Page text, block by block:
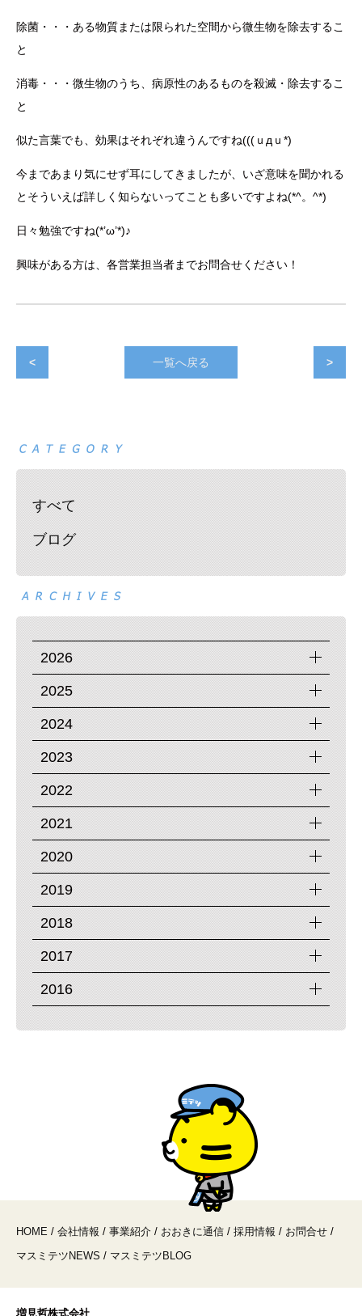
除菌・・・ある物質または限られた空間から微生物を除去するこ
と
消毒・・・微生物のうち、病原性のあるものを殺滅・除去するこ
と
似た言葉でも、効果はそれぞれ違うんですね(((ｕдｕ*)
今まであまり気にせず耳にしてきましたが、いざ意味を聞かれる
とそういえば詳しく知らないってことも多いですよね(*^。^*)
日々勉強ですね(*’ω’*)♪
興味がある方は、各営業担当者までお問合せください！
< 一覧へ戻る >
すべて
ブログ
2026
2025
2024
2023
2022
2021
2020
2019
2018
2017
2016
HOME / 会社情報 / 事業紹介 / おおきに通信 / 採用情報 / お問合せ /
マスミテツNEWS / マスミテツBLOG
増見哲株式会社